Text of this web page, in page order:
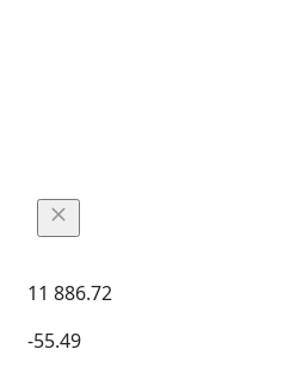
11 886.72
-55.49